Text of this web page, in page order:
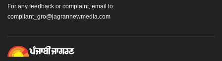
For any feedback or complaint, email to:
compliant_gro@jagrannewmedia.com